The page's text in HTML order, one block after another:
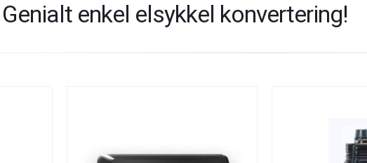
enkel elsykkel konvertering!